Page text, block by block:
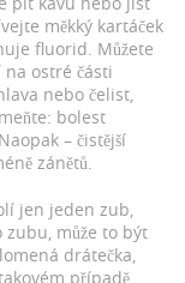
měkký kartáček
fluorid. Můžete
ostré části
nebo čelist,
bolest
– čistější
zánětů.
jen jeden zub,
zubu, může to být
drátečka,
případě